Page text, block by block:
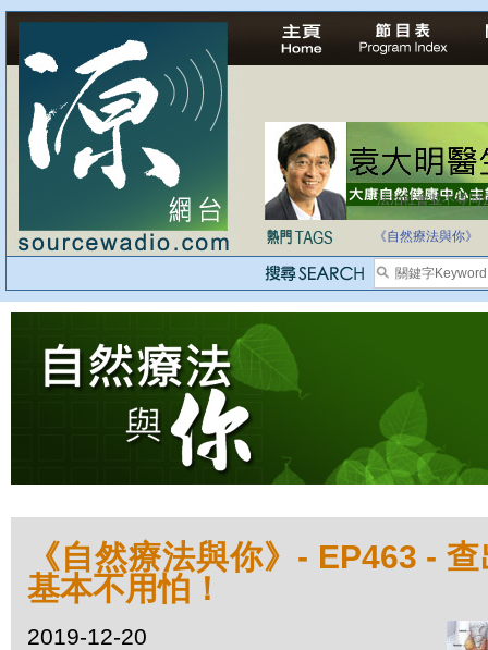
法治社會並不等同
《自然療法與你》
《自然療法與你》- EP463 -
基本不用怕！
2019-12-20